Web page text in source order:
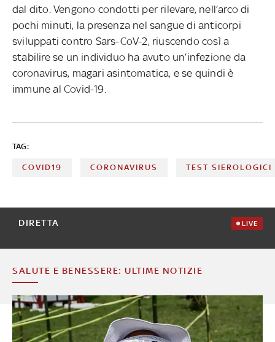
dal dito. Vengono condotti per rilevare, nell’arco di
pochi minuti, la presenza nel sangue di anticorpi
sviluppati contro Sars-CoV-2, riuscendo così a
stabilire se un individuo ha avuto un’infezione da
coronavirus, magari asintomatica, e se quindi è
immune al Covid-19.
TAG:
COVID19 CORONAVIRUS TEST SIEROLOGICI
DIRETTA LIVE
SALUTE E BENESSERE: ULTIME NOTIZIE